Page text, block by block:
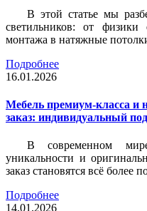
В этой статье мы
светильников: от физики
монтажа в натяжные
Подробнее
16.01.2026
Мебель премиум-класса и
заказ: индивидуальный
В современном
уникальности и
заказ становятся всё более
Подробнее
14.01.2026